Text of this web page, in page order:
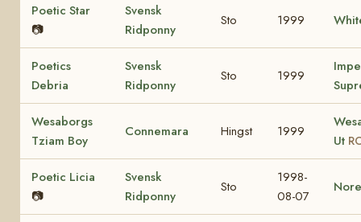
Poetic Star
📷
Svensk
Ridponny
Sto 1999
Poetics
Debria
Svensk
Ridponny
Sto 1999
Wesaborgs
Tziam Boy
Connemara Hingst 1999
Ut
Poetic Licia
📷
Svensk
Ridponny
Sto
1998-
08-07